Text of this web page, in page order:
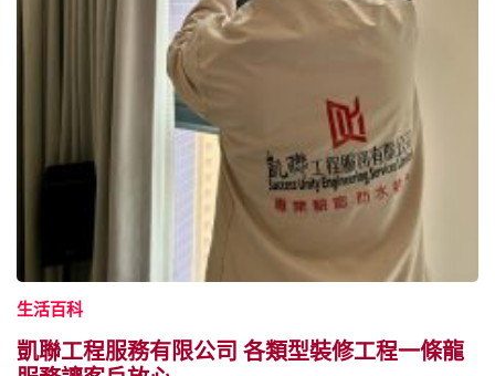
生活百科
凱聯工程服務有限公司 各類型裝修工程一條龍